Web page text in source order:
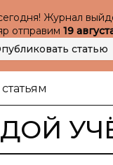
Журнал
отправим 19
статью